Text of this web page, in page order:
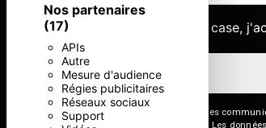
Nos partenaires
(17)
APIs
Autre
Mesure d'audience
Régies publicitaires
Réseaux sociaux
Support
En cochant cette case,
** Les données personnelles
répondre à votre message. Les